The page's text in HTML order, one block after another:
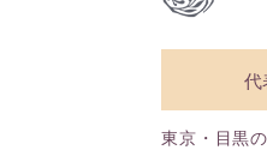
東京・目黒